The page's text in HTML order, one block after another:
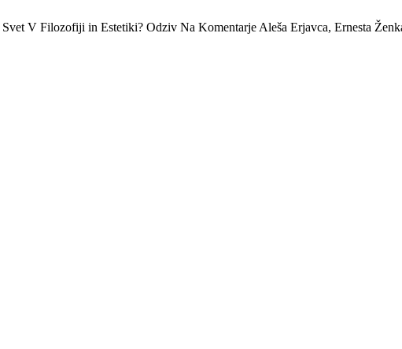
V Filozofiji in Estetiki? Odziv Na Komentarje Aleša Erjavca, Ernesta